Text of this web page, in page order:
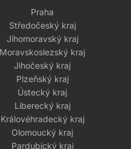
Praha
Středočeský kraj
Jihomoravský kraj
Moravskoslezský kraj
Jihočeský kraj
Plzeňský kraj
Ústecký kraj
Liberecký kraj
Královéhradecký kraj
Olomoucký kraj
Pardubický kraj